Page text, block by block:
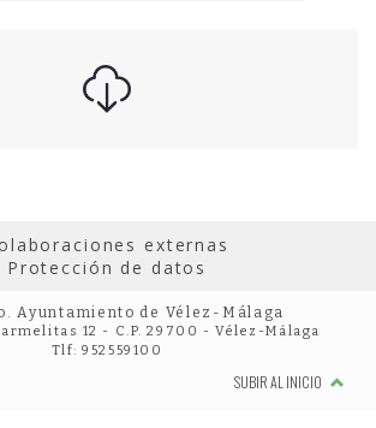
externas
Protección de datos
Ayuntamiento de Vélez-Málaga
12 - C.P. 29700 - Vélez-Málaga
Tlf: 952559100
SUBIR AL INICIO